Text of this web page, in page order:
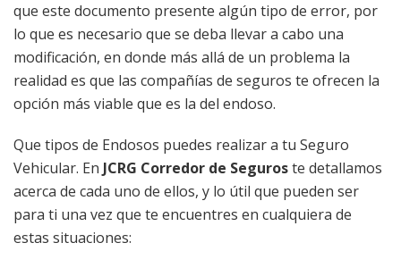
que este documento presente algún tipo de error, por
lo que es necesario que se deba llevar a cabo una
modificación, en donde más allá de un problema la
realidad es que las compañías de seguros te ofrecen la
opción más viable que es la del endoso.
Que tipos de Endosos puedes realizar a tu Seguro
Vehicular. En JCRG Corredor de Seguroste detallamos
acerca de cada uno de ellos, y lo útil que pueden ser
para ti una vez que te encuentres en cualquiera de
estas situaciones: